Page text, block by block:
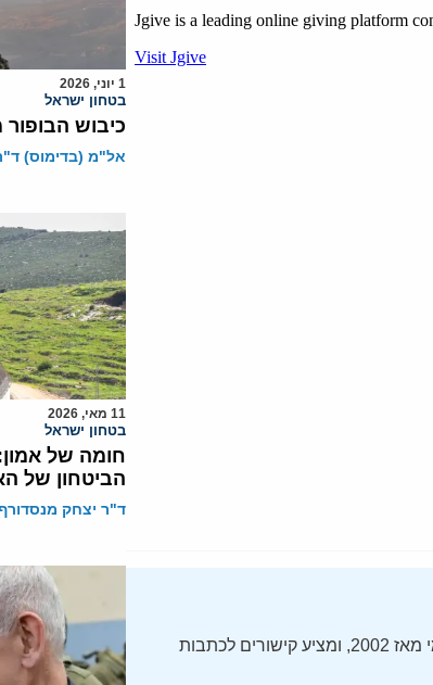
ה-Daily Alert הידוע – תקציר חדשות ישראל, מופק על ידי המרכז הירושלמי מאז 2002, ומציע קישורים לכתבות
1 יוני, 2026
בטחון ישראל
כיבוש
אל"מ (בדימוס)
11 מאי, 2026
בטחון ישראל
חומה של
הביטחון של
ד"ר יצחק מנסדורף